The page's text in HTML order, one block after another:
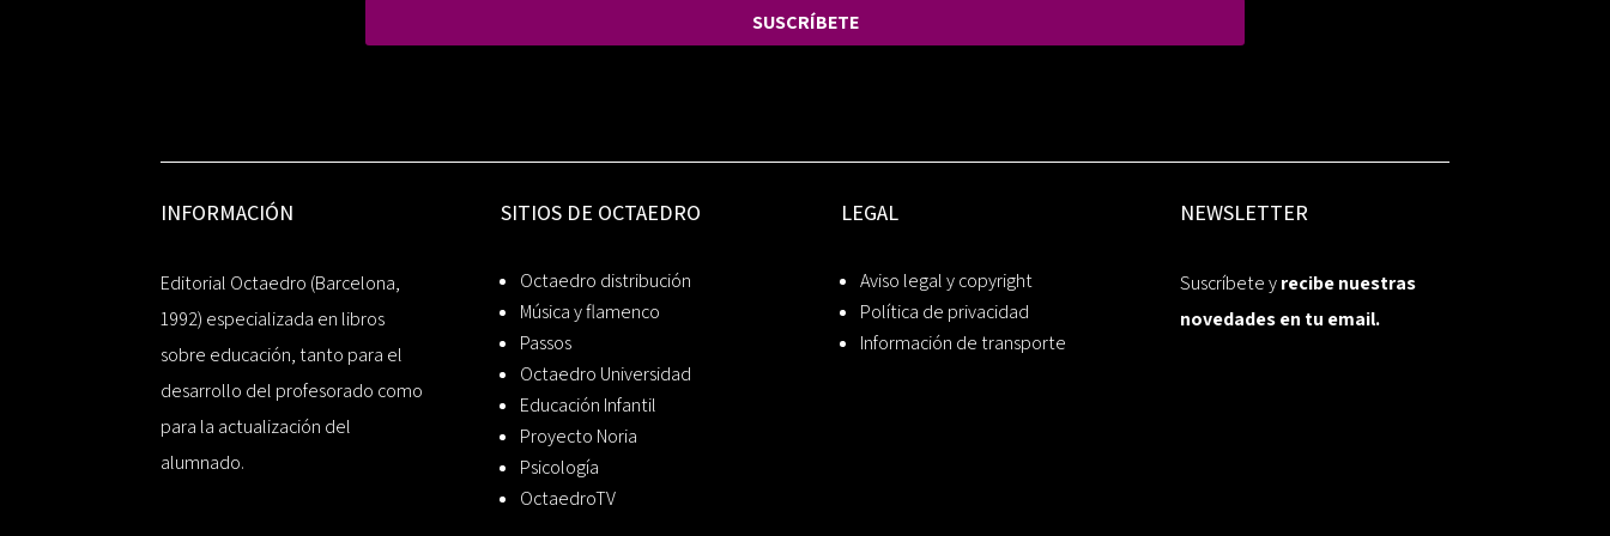
SUSCRÍBETE
INFORMACIÓN
Editorial Octaedro (Barcelona,
1992) especializada en libros
sobre educación, tanto para el
desarrollo del profesorado como
para la actualización del
alumnado.
SITIOS DE OCTAEDRO
Octaedro distribución
Música y flamenco
Passos
Octaedro Universidad
Educación Infantil
Proyecto Noria
Psicología
OctaedroTV
LEGAL
Aviso legal y copyright
Política de privacidad
Información de transporte
NEWSLETTER
Suscríbete yrecibe nuestras
novedades en tu email.